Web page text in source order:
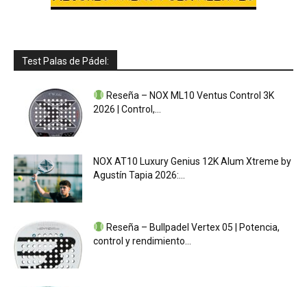
Test Palas de Pádel:
Reseña – NOX ML10 Ventus Control 3K
2026 | Control,...
NOX AT10 Luxury Genius 12K Alum Xtreme by
Agustín Tapia 2026:...
Reseña – Bullpadel Vertex 05 | Potencia,
control y rendimiento...